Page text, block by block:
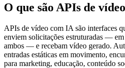
O que são APIs de
APIs de vídeo com IA são interfaces
enviem solicitações estruturadas —
ambos — e recebam vídeo gerado.
entradas estáticas em movimento,
para marketing, educação, conteúdo